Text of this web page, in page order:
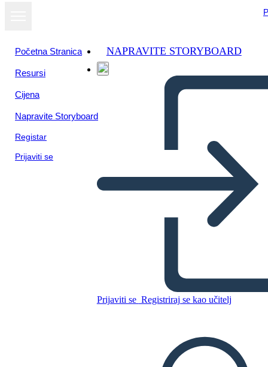
Početna Stranica
Resursi
Cijena
Napravite Storyboard
Registar
Prijaviti se
NAPRAVITE STORYBOARD
Prijaviti se Registriraj se kao učitelj
de Pandora
IZRADITE PLOČU SCENARIJA
Prikaži kao
dijaprojekciju